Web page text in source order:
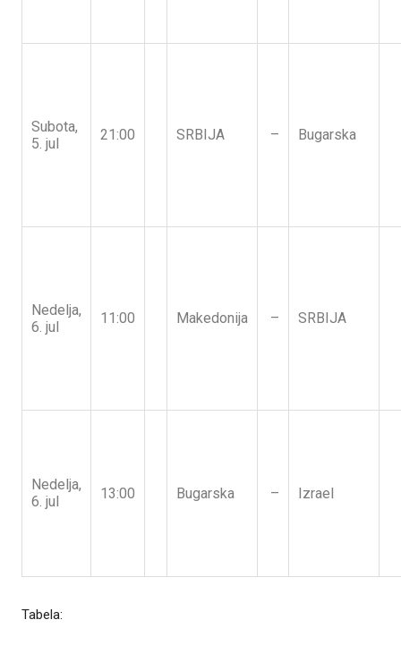
Subota,
5. jul
21:00 SRBIJA – Bugarska
Nedelja,
6. jul
11:00 Makedonija – SRBIJA
Nedelja,
6. jul
13:00 Bugarska – Izrael
Tabela: